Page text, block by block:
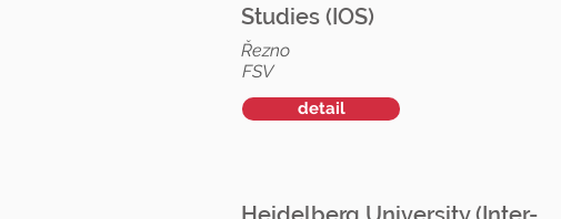
Studies (IOS)
Řezno
FSV
detail